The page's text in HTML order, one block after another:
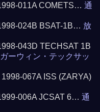
011A COMETS…通
024B BSAT-1B… 放
043D TECHSAT 1B
ーウィン・テックサッ
067A ISS (ZARYA)
006A JCSAT 6…通